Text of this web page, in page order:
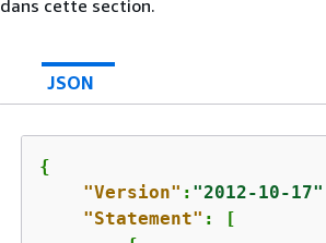
dans cette section.
JSON
{
"Version" : "2012-10-17"
"Statement" : [